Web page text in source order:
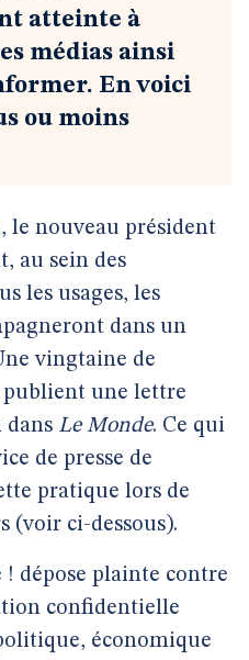
atteinte à
médias ainsi
En voici
ou moins
le nouveau président
au sein des
les usages, les
dans un
vingtaine de
publient une lettre
dans Le Monde. Ce qui
de presse de
pratique lors de
(voir ci-dessous).
! dépose plainte contre
confidentielle
économique